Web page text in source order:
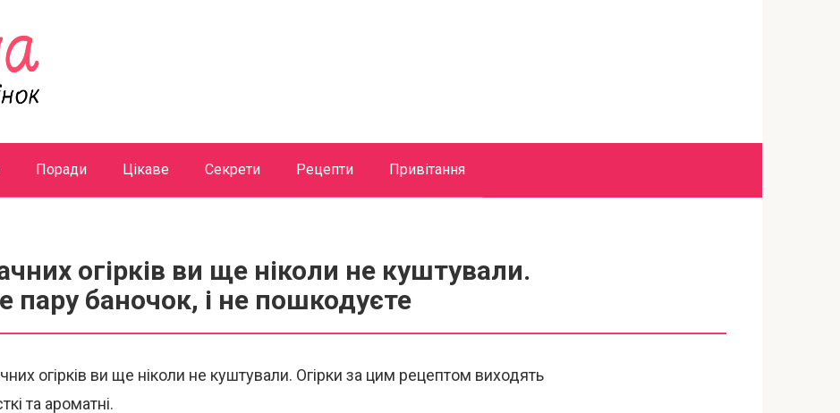
Поради Цікаве Секрети Рецепти Привітання
огірків ви ще ніколи не куштували.
пару баночок, і не пошкодуєте
огірків ви ще ніколи не куштували. Огірки за цим рецептом виходять
та ароматні.